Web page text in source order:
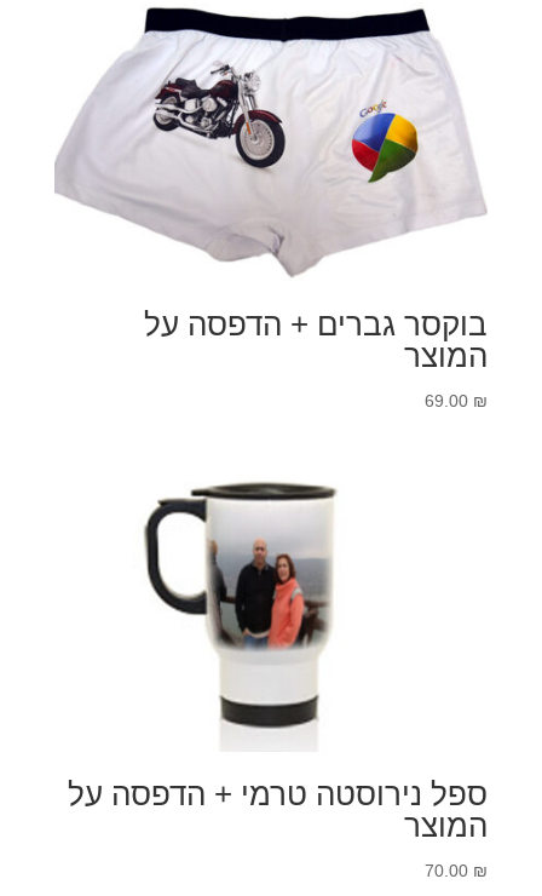
בוקסר גברים + הדפסה על
המוצר
69.00 ₪
ספל נירוסטה טרמי + הדפסה על
המוצר
70.00 ₪